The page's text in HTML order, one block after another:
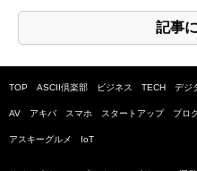
記事
TOP ASCII倶楽部 ビジネス TECH デジ
AV アキバ スマホ スタートアップ プロ
アスキーグルメ IoT